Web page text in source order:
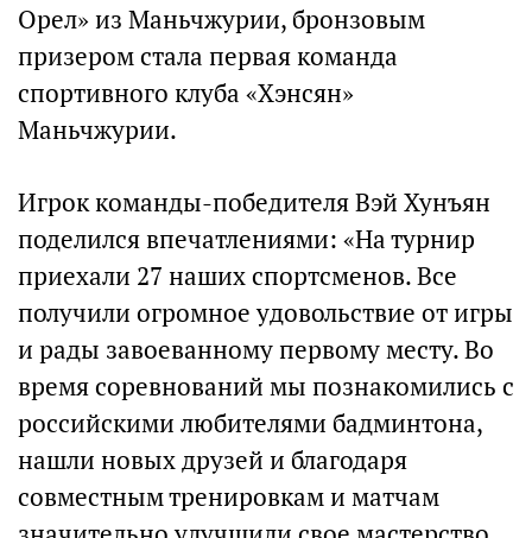
Орел» из Маньчжурии, бронзовым
призером стала первая команда
спортивного клуба «Хэнсян»
Маньчжурии.
Игрок команды-победителя Вэй Хунъян
поделился впечатлениями: «На турнир
приехали 27 наших спортсменов. Все
получили огромное удовольствие от игры
и рады завоеванному первому месту. Во
время соревнований мы познакомились с
российскими любителями бадминтона,
нашли новых друзей и благодаря
совместным тренировкам и матчам